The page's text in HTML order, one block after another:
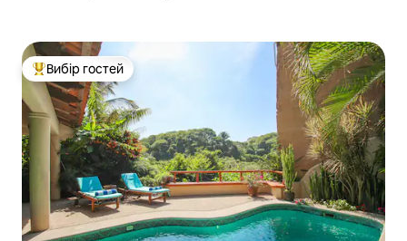
Топ вибір гостей
Вибір гостей